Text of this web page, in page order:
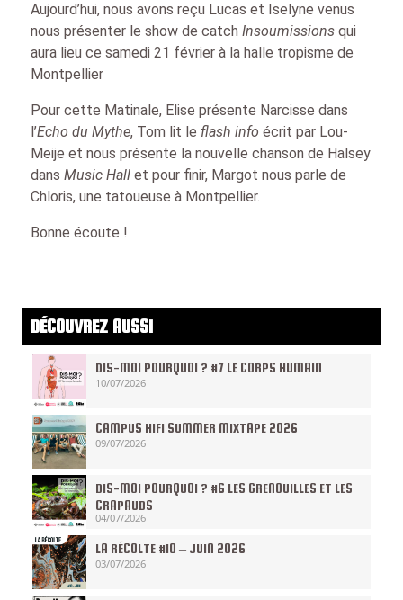
Aujourd’hui, nous avons reçu Lucas et Iselyne venus
nous présenter le show de catch Insoumissions qui
aura lieu ce samedi 21 février à la halle tropisme de
Montpellier
Pour cette Matinale, Elise présente Narcisse dans
l’Echo du Mythe, Tom lit le flash info écrit par Lou-
Meije et nous présente la nouvelle chanson de Halsey
dans Music Hall et pour finir, Margot nous parle de
Chloris, une tatoueuse à Montpellier.
Bonne écoute !
DÉCOUVREZ AUSSI
DIS-MOI POURQUOI ? #7 LE CORPS HUMAIN
10/07/2026
CAMPUS HIFI SUMMER MIXTAPE 2026
09/07/2026
DIS-MOI POURQUOI ? #6 LES GRENOUILLES ET LES
CRAPAUDS
04/07/2026
LA RÉCOLTE #10 – JUIN 2026
03/07/2026